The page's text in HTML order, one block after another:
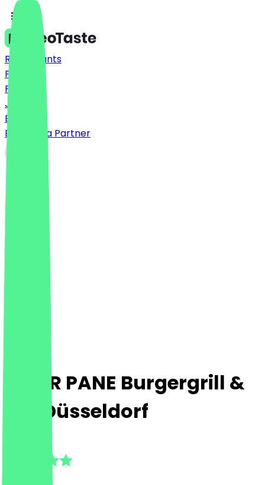
Restaurants
Prices
FAQ
Jobs
Blog
Become a Partner
PETER PANE Burgergrill &
Bar Düsseldorf